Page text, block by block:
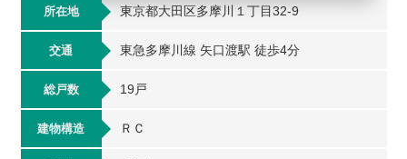
所在地 東京都大田区多摩川１丁目32-9
交通 東急多摩川線 矢口渡駅 徒歩4分
総戸数 19戸
建物構造 ＲＣ